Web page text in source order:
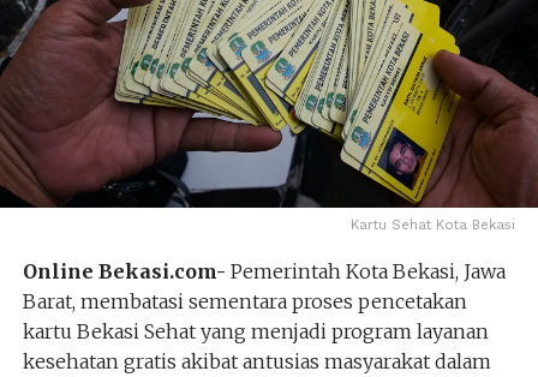
Kartu Sehat Kota Bekasi
Online Bekasi.com- Pemerintah Kota Bekasi, Jawa
Barat, membatasi sementara proses pencetakan
kartu Bekasi Sehat yang menjadi program layanan
kesehatan gratis akibat antusias masyarakat dalam